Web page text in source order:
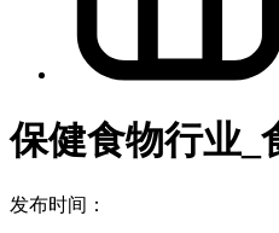
保健食物行业_
发布时间：